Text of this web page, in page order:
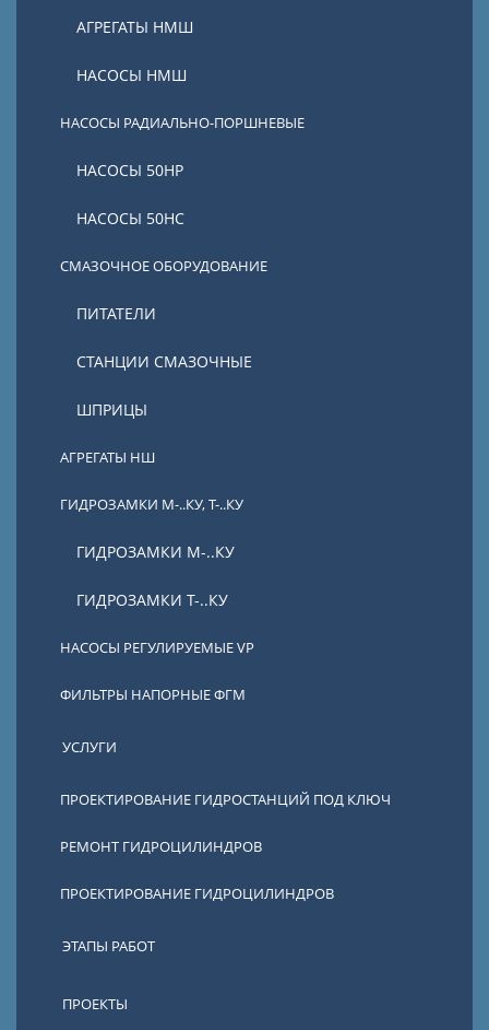
АГРЕГАТЫ НМШ
НАСОСЫ НМШ
НАСОСЫ РАДИАЛЬНО-ПОРШНЕВЫЕ
НАСОСЫ 50НР
НАСОСЫ 50НС
СМАЗОЧНОЕ ОБОРУДОВАНИЕ
ПИТАТЕЛИ
СТАНЦИИ СМАЗОЧНЫЕ
ШПРИЦЫ
АГРЕГАТЫ НШ
ГИДРОЗАМКИ М-..КУ, Т-..КУ
ГИДРОЗАМКИ М-..КУ
ГИДРОЗАМКИ Т-..КУ
НАСОСЫ РЕГУЛИРУЕМЫЕ VP
ФИЛЬТРЫ НАПОРНЫЕ ФГМ
УСЛУГИ
ПРОЕКТИРОВАНИЕ ГИДРОСТАНЦИЙ ПОД КЛЮЧ
РЕМОНТ ГИДРОЦИЛИНДРОВ
ПРОЕКТИРОВАНИЕ ГИДРОЦИЛИНДРОВ
ЭТАПЫ РАБОТ
ПРОЕКТЫ